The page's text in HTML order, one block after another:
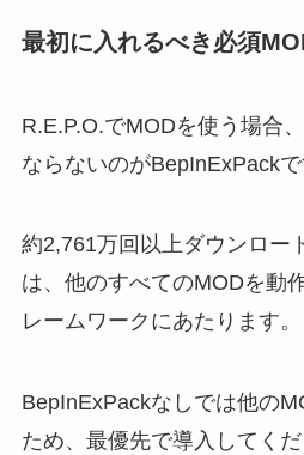
最初に入れるべき必須
R.E.P.O.でMODを使う場合
ならないのがBepInExPackで
約2,761万回以上ダウンロー
は、他のすべてのMODを動
レームワークにあたります。
BepInExPackなしでは他の
ため、最優先で導入してくだ